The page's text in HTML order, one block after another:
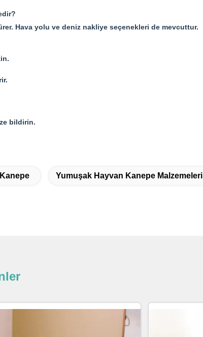
Hava yolu ve deniz nakliye seçenekleri de mevcuttur.
bildirin.
Yumuşak Hayvan Kanepe Malzemeleri